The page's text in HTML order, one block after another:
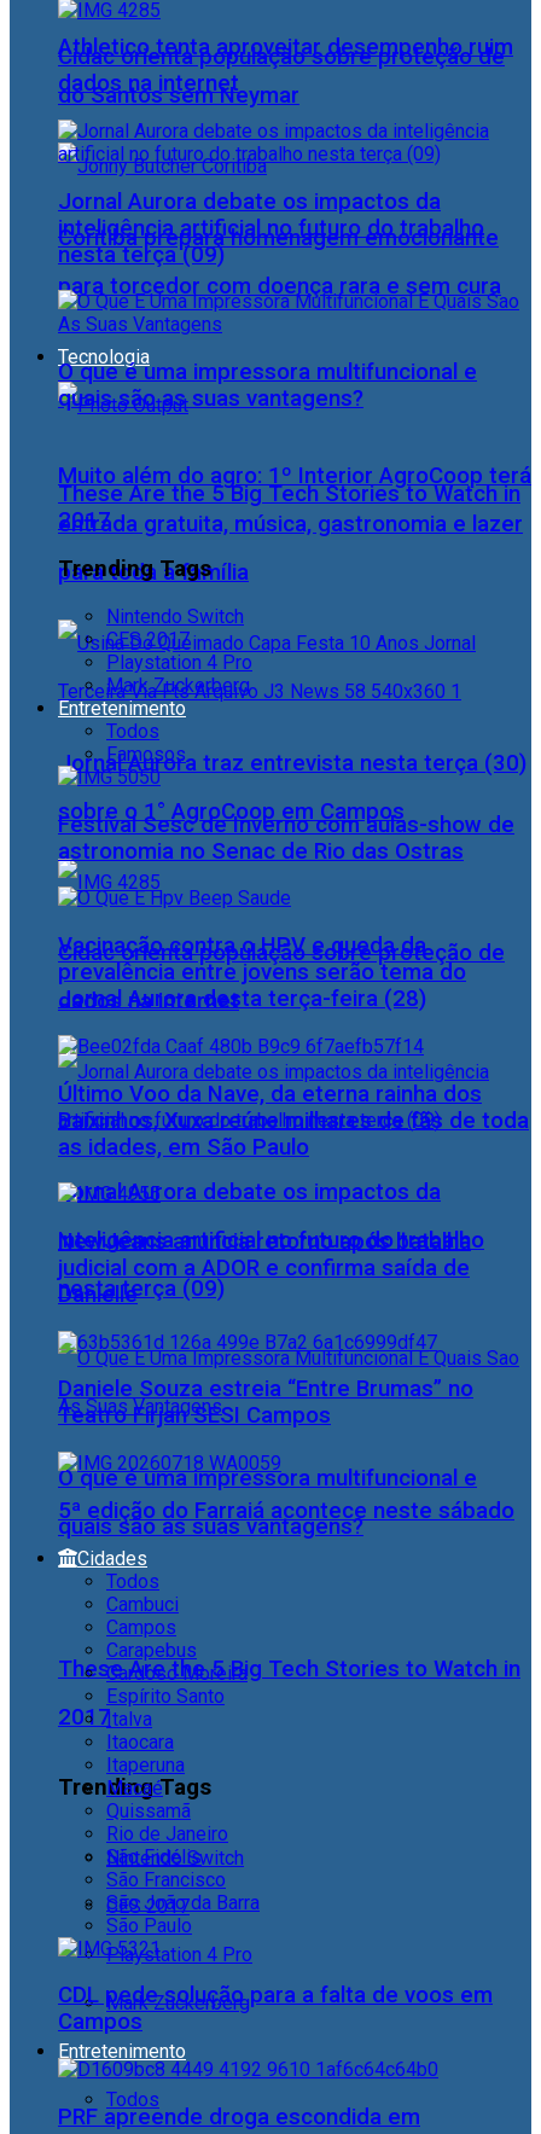
Athletico tenta aproveitar desempenho ruim
do Santos sem Neymar
Coritiba prepara homenagem emocionante
para torcedor com doença rara e sem cura
Tecnologia
Muito além do agro: 1º Interior AgroCoop terá
entrada gratuita, música, gastronomia e lazer
para toda a família
Jornal Aurora traz entrevista nesta terça (30)
sobre o 1° AgroCoop em Campos
Cidac orienta população sobre proteção de
dados na internet
Jornal Aurora debate os impactos da
inteligência artificial no futuro do trabalho
nesta terça (09)
O que é uma impressora multifuncional e
quais são as suas vantagens?
These Are the 5 Big Tech Stories to Watch in
2017
Trending Tags
Nintendo Switch
CES 2017
Playstation 4 Pro
Mark Zuckerberg
Entretenimento
Todos
Cidac orienta população sobre proteção de
dados na internet
Jornal Aurora debate os impactos da
inteligência artificial no futuro do trabalho
nesta terça (09)
O que é uma impressora multifuncional e
quais são as suas vantagens?
These Are the 5 Big Tech Stories to Watch in
2017
Trending Tags
Nintendo Switch
CES 2017
Playstation 4 Pro
Mark Zuckerberg
Entretenimento
Todos
Famosos
Festival Sesc de Inverno com aulas-show de
astronomia no Senac de Rio das Ostras
Vacinação contra o HPV e queda da
prevalência entre jovens serão tema do
Jornal Aurora desta terça-feira (28)
Último Voo da Nave, da eterna rainha dos
Baixinhos, Xuxa reúne milhares de fãs de toda
as idades, em São Paulo
NewJeans anuncia retorno após batalha
judicial com a ADOR e confirma saída de
Danielle
Daniele Souza estreia “Entre Brumas” no
Teatro Firjan SESI Campos
5ª edição do Farraiá acontece neste sábado
Cidades
Todos
Cambuci
Campos
Carapebus
Cardoso Moreira
Espírito Santo
Italva
Itaocara
Itaperuna
Macaé
Quissamã
Rio de Janeiro
São Fidélis
São Francisco
São João da Barra
São Paulo
CDL pede solução para a falta de voos em
Campos
PRF apreende droga escondida em